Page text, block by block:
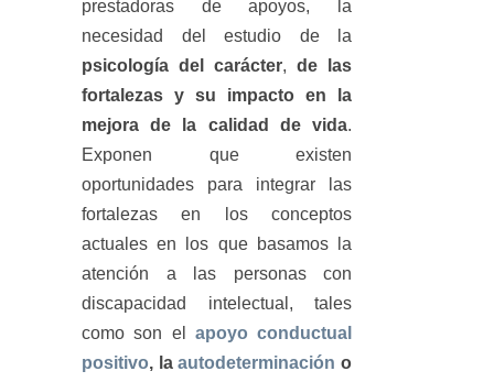
prestadoras de apoyos, la
necesidad del estudio de la
psicología del carácter, de las
fortalezas y su impacto en la
mejora de la calidad de vida.
Exponen que existen
oportunidades para integrar las
fortalezas en los conceptos
actuales en los que basamos la
atención a las personas con
discapacidad intelectual, tales
como son el apoyo conductual
positivo, laautodeterminación o